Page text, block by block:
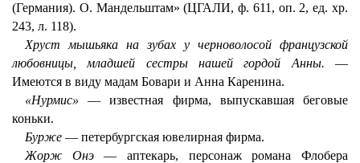
(Германия). О. Мандельштам» (ЦГАЛИ, ф. 611, оп. 2, ед. хр.
243, л. 118).
Хруст мышьяка на зубах у черноволосой французской
любовницы, младшей сестры нашей гордой Анны. —
Имеются в виду мадам Бовари и Анна Каренина.
«Нурмис» — известная фирма, выпускавшая беговые
коньки.
Бурже — петербургская ювелирная фирма.
Жорж Онэ— аптекарь, персонаж романа Флобера